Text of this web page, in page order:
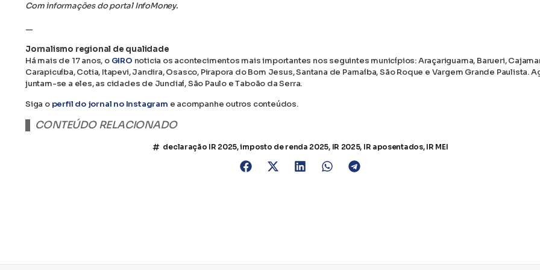
Com informações do portal InfoMoney.
—
Jornalismo regional de qualidade
Há mais de 17 anos, o GIRO noticia os acontecimentos mais importantes nos seguintes municípios: Araçariguama, Barueri,
Carapicuíba, Cotia, Itapevi, Jandira, Osasco, Pirapora do Bom Jesus, Santana de Parnaíba, São Roque e Vargem Grande Paulista.
juntam-se a eles, as cidades de Jundiaí, São Paulo e Taboão da Serra.
Siga o perfil do jornal no Instagram e acompanhe outros conteúdos.
CONTEÚDO RELACIONADO
declaração IR 2025,imposto de renda 2025, IR 2025, IR aposentados, IR MEI